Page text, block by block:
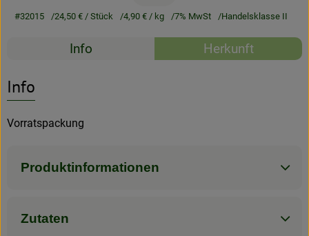
#32015 24,50 € / Stück 4,90 € / kg 7% MwSt Handelsklasse II
Rezepte
Info Herkunft
Info
Vorratspackung
Produktinformationen
Zutaten